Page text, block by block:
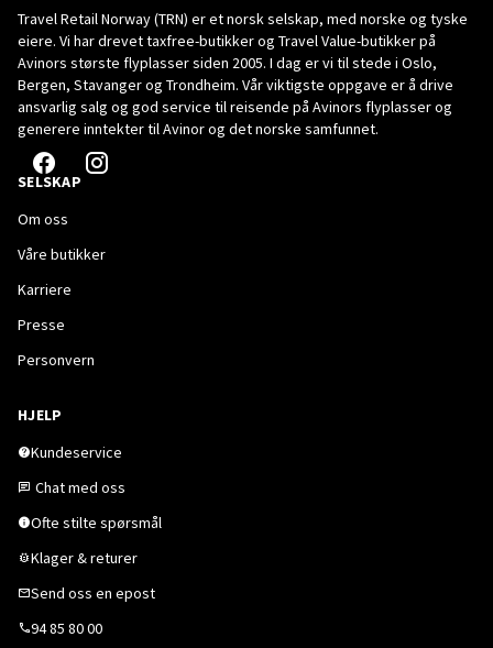
Travel Retail Norway (TRN) er et norsk selskap, med norske og tyske
eiere. Vi har drevet taxfree-butikker og Travel Value-butikker på
Avinors største flyplasser siden 2005. I dag er vi til stede i Oslo,
Bergen, Stavanger og Trondheim. Vår viktigste oppgave er å drive
ansvarlig salg og god service til reisende på Avinors flyplasser og
generere inntekter til Avinor og det norske samfunnet.
SELSKAP
Om oss
Våre butikker
Karriere
Presse
Personvern
HJELP
Kundeservice
Chat med oss
Ofte stilte spørsmål
Klager & returer
Send oss en epost
94 85 80 00